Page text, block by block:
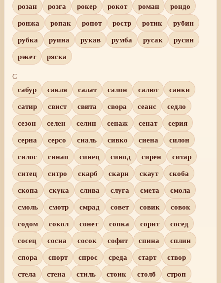
розан
розга рокер рокот роман
рондо
ронжа
ропак ропот ростр ротик
рубин
рубка
руина рукав румба русак
русин
рэкет
ряска
С
сабур сакля салат салон салют
санки
сатир
свист свита свора сеанс
седло
сезон
селен селин сенаж сенат
серия
серна
серсо сиаль сивко сиена
силон
силос
синап синец синод сирен
ситар
ситец
ситро скарб скарн скаут
скоба
скопа
скука слива слуга смета
смола
смоль
смотр смрад совет совик
совок
содом
сокол сонет сопка сорит
сосед
сосец
сосна сосок софит спина
сплин
спора
спорт спрос среда старт
створ
стела
стена стиль стоик столб строп